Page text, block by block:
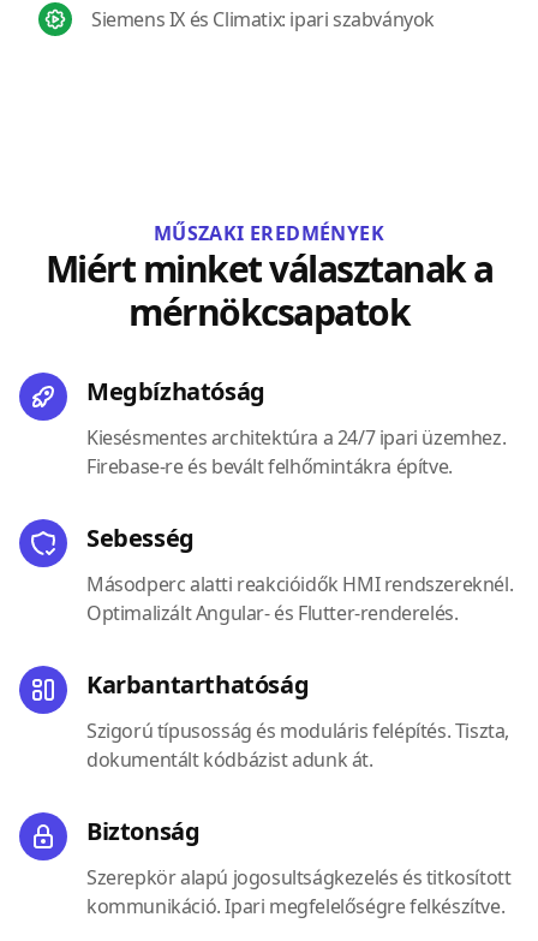
Siemens IX és Climatix: ipari szabványok
MŰSZAKI EREDMÉNYEK
Miért minket választanak a
mérnökcsapatok
Megbízhatóság
Kiesésmentes architektúra a 24/7 ipari üzemhez.
Firebase-re és bevált felhőmintákra építve.
Sebesség
Másodperc alatti reakcióidők HMI rendszereknél.
Optimalizált Angular- és Flutter-renderelés.
Karbantarthatóság
Szigorú típusosság és moduláris felépítés. Tiszta,
dokumentált kódbázist adunk át.
Biztonság
Szerepkör alapú jogosultságkezelés és titkosított
kommunikáció. Ipari megfelelőségre felkészítve.